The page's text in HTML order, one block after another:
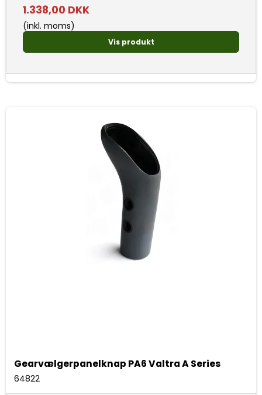
1.338,00 DKK
(inkl. moms)
Vis produkt
Gearvælgerpanelknap PA6 Valtra A Series
64822